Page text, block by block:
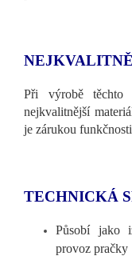
Při výrobě těchto
nejkvalitnější
je zárukou
TECHNICKÁ
Působí jako
provoz pračky